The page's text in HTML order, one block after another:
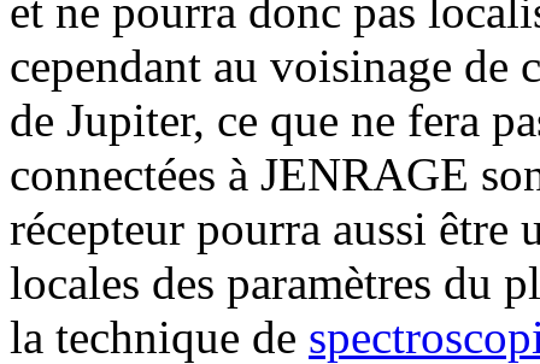
et ne pourra donc pas
cependant au voisinage de
de Jupiter, ce que ne fera
connectées à JENRAGE
récepteur pourra aussi être
locales des paramètres du
la technique de